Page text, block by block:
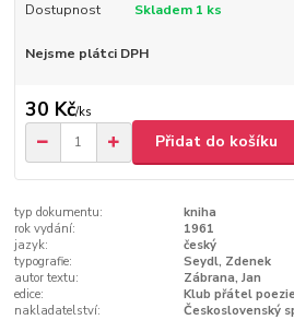
Dostupnost Skladem 1 ks
Nejsme plátci DPH
30 Kč/ks
Přidat do košíku
typ dokumentu:
kniha
rok vydání:
1961
jazyk:
český
typografie:
Seydl, Zdenek
autor textu:
Zábrana, Jan
edice:
Klub přátel
nakladatelství:
Československý